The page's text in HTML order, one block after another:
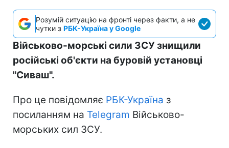
Розумій ситуацію на фронті через факти, а не
чутки з РБК-Україна у Google
Військово-морські сили ЗСУ знищили
російські об'єкти на буровій установці
"Сиваш".
Про це повідомляє РБК-Україна з
посиланням на Telegram Військово-
морських сил ЗСУ.